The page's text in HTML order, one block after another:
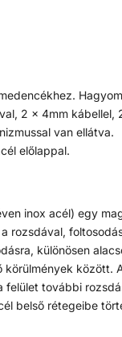
2 x 4mm kábellel,
van ellátva.
előlappal.
inox acél) egy
rozsdával,
különösen
körülmények között.
felület további
belső rétegeibe